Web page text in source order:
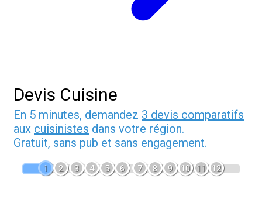
Devis Cuisine
En 5 minutes, demandez 3 devis comparatifs
aux cuisinistes dans votre région.
Gratuit, sans pub et sans engagement.
1 2 3 4 5 6 7 8 9 10 11 12